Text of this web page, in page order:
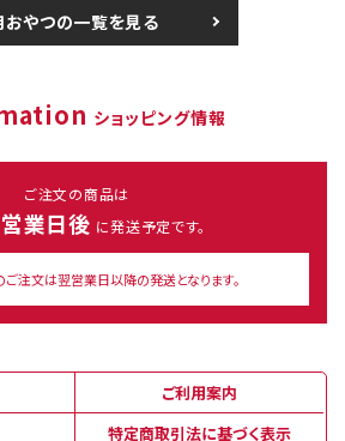
やつの一覧を見る
ショッピング情報
ご注文の商品は
業日後 に発送予定です。
注文は翌営業日以降の発送となります。
ご利用案内
特定商取引法に基づく表示